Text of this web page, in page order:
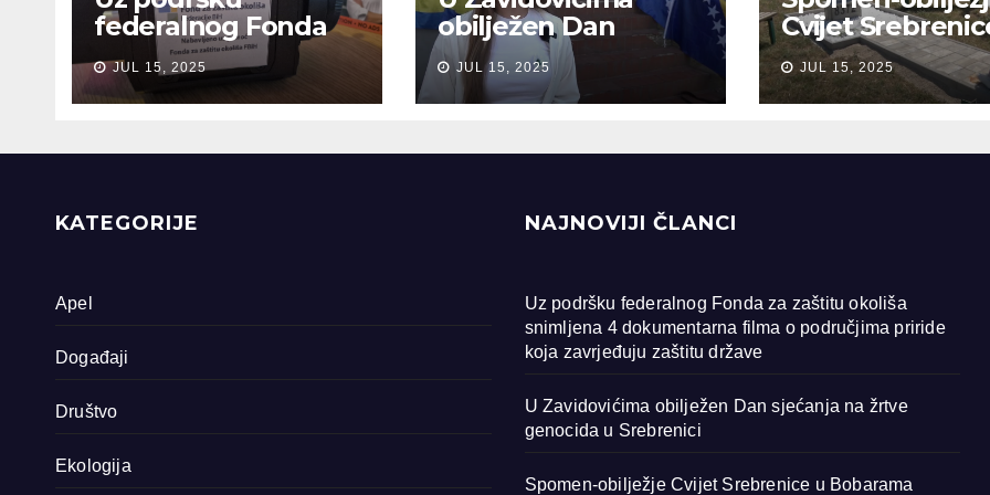
federalnog Fonda
za zaštitu okoliša
snimljena 4
dokumentarna
priride koja
države
JUL 15, 2025
obilježen Dan
sjećanja na žrtve
genocida u
Srebrenici
JUL 15, 2025
Cvijet
Bobarama
JUL 15, 2025
KATEGORIJE
Apel
Događaji
Društvo
Ekologija
NAJNOVIJI ČLANCI
Uz podršku federalnog Fonda za zaštitu okoliša
snimljena 4 dokumentarna filma o područjima priride
koja zavrjeđuju zaštitu države
U Zavidovićima obilježen Dan sjećanja na žrtve
genocida u Srebrenici
Spomen-obilježje Cvijet Srebrenice u Bobarama